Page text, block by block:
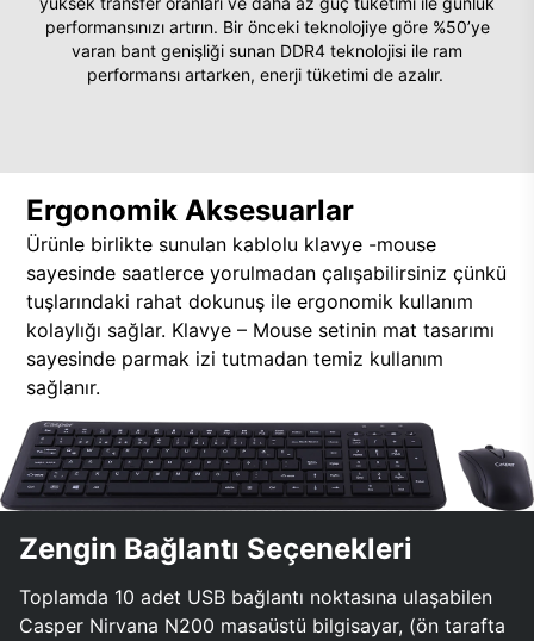
performansınızı artırın. Bir önceki teknolojiye göre %50’ye
varan bant genişliği sunan DDR4 teknolojisi ile ram
performansı artarken, enerji tüketimi de azalır.
Ergonomik Aksesuarlar
Ürünle birlikte sunulan kablolu klavye -mouse
sayesinde saatlerce yorulmadan çalışabilirsiniz çünkü
tuşlarındaki rahat dokunuş ile ergonomik kullanım
kolaylığı sağlar. Klavye – Mouse setinin mat tasarımı
sayesinde parmak izi tutmadan temiz kullanım
sağlanır.
Zengin Bağlantı Seçenekleri
Toplamda 10 adet USB bağlantı noktasına ulaşabilen
Casper Nirvana N200 masaüstü bilgisayar, (ön tarafta